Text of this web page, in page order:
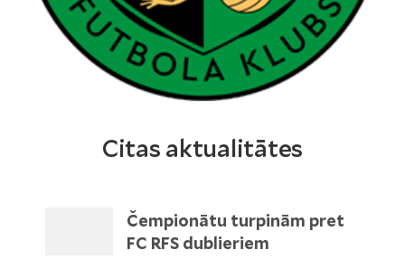
Citas aktualitātes
Čempionātu turpinām pret
FC RFS dublieriem